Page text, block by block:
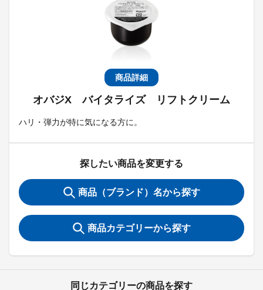
商品詳細
オバジX バイタライズ リフトクリーム
ハリ・弾力が特に気になる方に。
探したい商品を変更する
商品（ブランド）名から探す
商品カテゴリーから探す
同じカテゴリーの商品を探す